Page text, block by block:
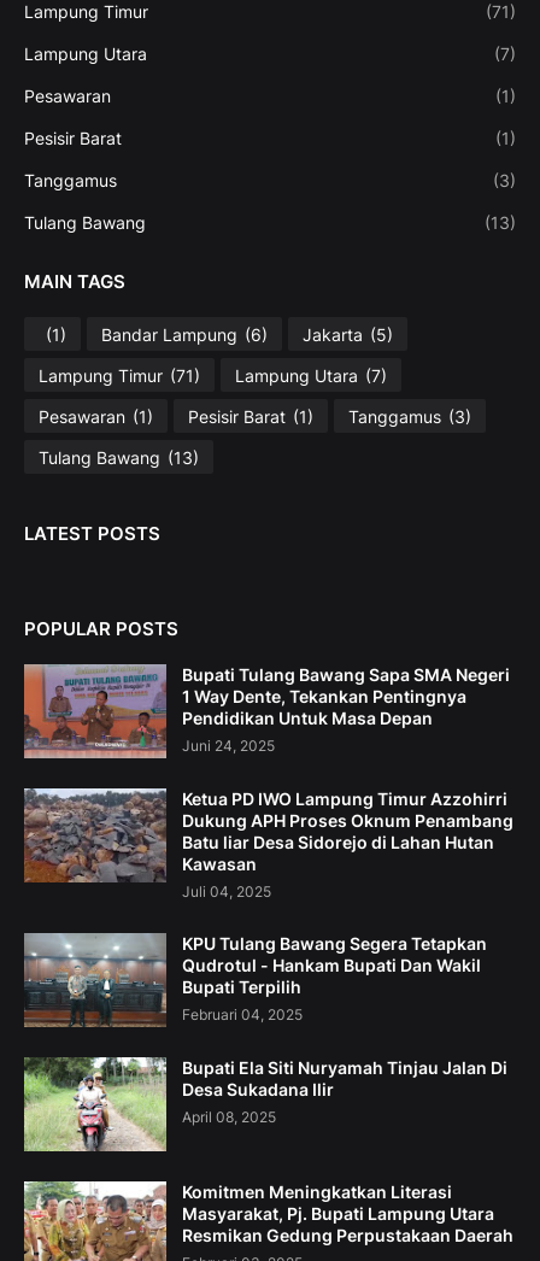
Lampung Timur (71)
Lampung Utara (7)
Pesawaran (1)
Pesisir Barat (1)
Tanggamus (3)
Tulang Bawang (13)
MAIN TAGS
(1) Bandar Lampung (6) Jakarta (5)
Lampung Timur (71) Lampung Utara (7)
Pesawaran (1) Pesisir Barat (1) Tanggamus (3)
Tulang Bawang (13)
LATEST POSTS
POPULAR POSTS
Bupati Tulang Bawang Sapa SMA Negeri
1 Way Dente, Tekankan Pentingnya
Pendidikan Untuk Masa Depan
Juni 24, 2025
Ketua PD IWO Lampung Timur Azzohirri
Dukung APH Proses Oknum Penambang
Batu liar Desa Sidorejo di Lahan Hutan
Kawasan
Juli 04, 2025
KPU Tulang Bawang Segera Tetapkan
Qudrotul - Hankam Bupati Dan Wakil
Bupati Terpilih
Februari 04, 2025
Bupati Ela Siti Nuryamah Tinjau Jalan Di
Desa Sukadana Ilir
April 08, 2025
Komitmen Meningkatkan Literasi
Masyarakat, Pj. Bupati Lampung Utara
Resmikan Gedung Perpustakaan Daerah